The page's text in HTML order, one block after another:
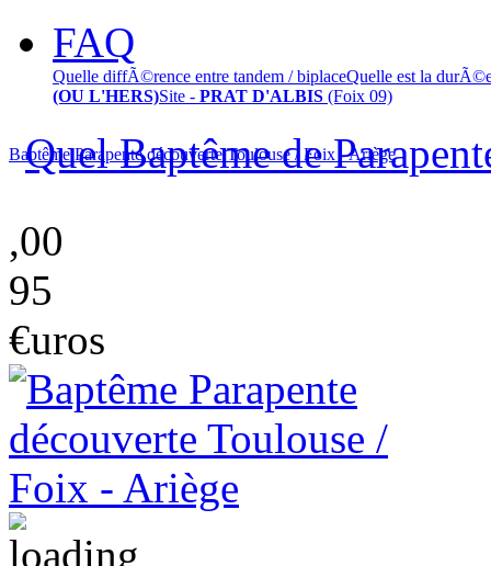
FAQ
Quelle diffÃ©rence entre tandem / biplaceQuelle est la
(OU L'HERS)Site - PRAT D'ALBIS (Foix 09)
Quel Baptême de
Baptême Parapente découverte Toulouse / Foix - Ariège
,00
95
€uros